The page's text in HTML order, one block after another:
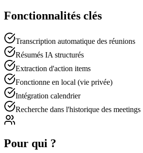
Fonctionnalités clés
Transcription automatique des réunions
Résumés IA structurés
Extraction d'action items
Fonctionne en local (vie privée)
Intégration calendrier
Recherche dans l'historique des meetings
Pour qui ?